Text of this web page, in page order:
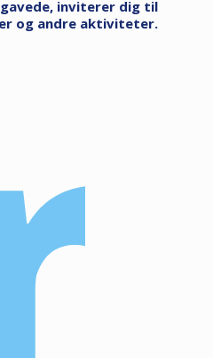
inviterer dig til
og andre aktiviteter.